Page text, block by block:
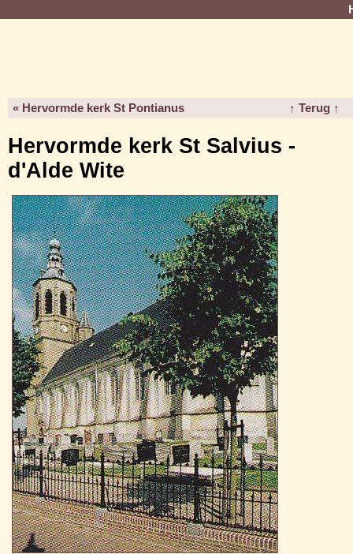
« Hervormde kerk St Pontianus ↑ Terug ↑
Hervormde kerk St Salvius -
d'Alde Wite